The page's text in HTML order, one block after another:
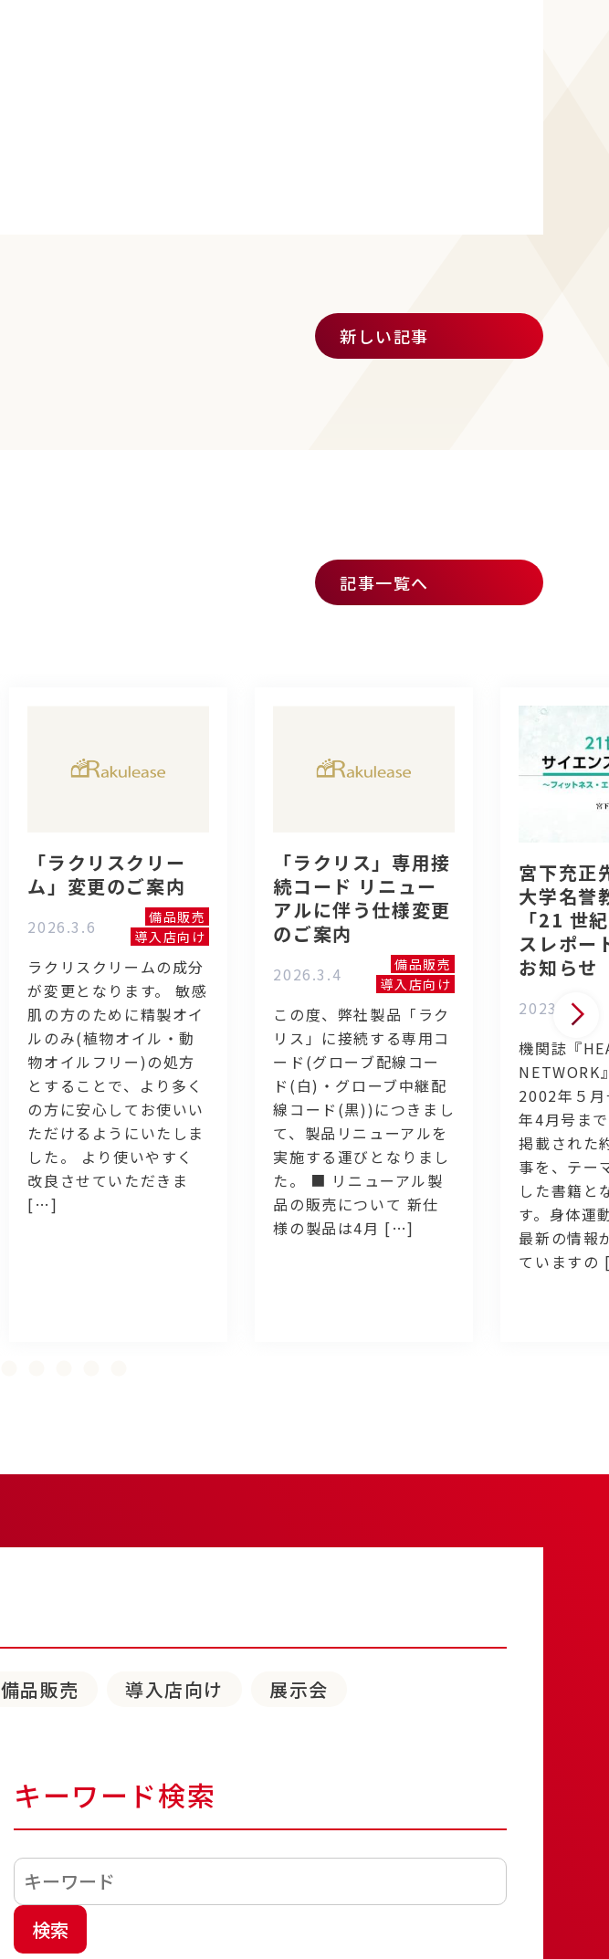
新しい記事
「ラクリスクリー
ム」変更のご案内
2026.3.6
備品販売
導入店向け
ラクリスクリームの成分
が変更となります。 敏感
肌の方のために精製オイ
ルのみ(植物オイル・動
物オイルフリー)の処方
とすることで、より多く
の方に安心してお使いい
ただけるようにいたしま
した。 より使いやすく
改良させていただきま
[…]
「ラクリス」専用接
続コード リニュー
アルに伴う仕様変更
のご案内
2026.3.4
備品販売
導入店向け
この度、弊社製品「ラク
リス」に接続する専用コ
ード(グローブ配線コー
ド(白)・グローブ中継配
線コード(黒))につきまし
て、製品リニューアルを
実施する運びとなりまし
た。 ■ リニューアル製
品の販売について 新仕
様の製品は4月 […]
宮下充正
大学名
「21 世
スレポー
お知らせ
2023.7.19
機関誌『
NETWORK
2002年５
年4月号ま
掲載された
事を、テー
した書籍と
す。身体運
最新の情報
ています
記事一覧へ
備品販売 導入店向け
展示会
キーワード検索
検索